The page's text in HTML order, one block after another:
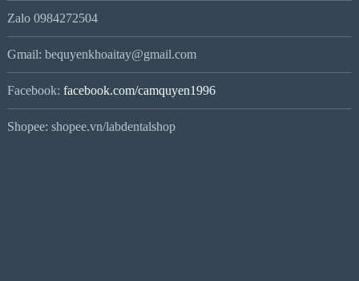
Zalo 0984272504
Gmail: bequyenkhoaitay@gmail.com
Facebook: facebook.com/camquyen1996
Shopee: shopee.vn/labdentalshop